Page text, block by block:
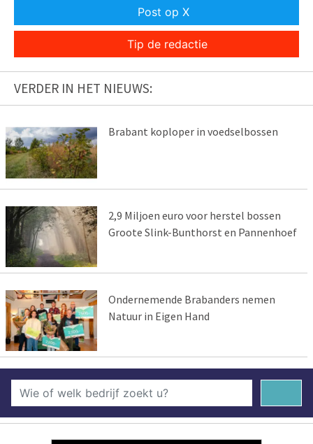
Post op X
Tip de redactie
VERDER IN HET NIEUWS:
Brabant koploper in voedselbossen
2,9 Miljoen euro voor herstel bossen
Groote Slink-Bunthorst en Pannenhoef
Ondernemende Brabanders nemen
Natuur in Eigen Hand